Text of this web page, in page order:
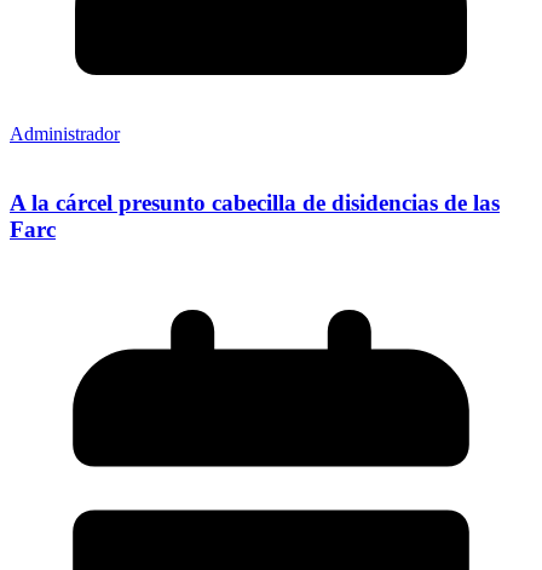
Administrador
A la cárcel presunto cabecilla de disidencias de las
Farc